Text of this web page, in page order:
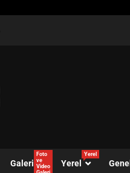
Galeri
Foto
ve
Video
Yerel
Yerel
Genel